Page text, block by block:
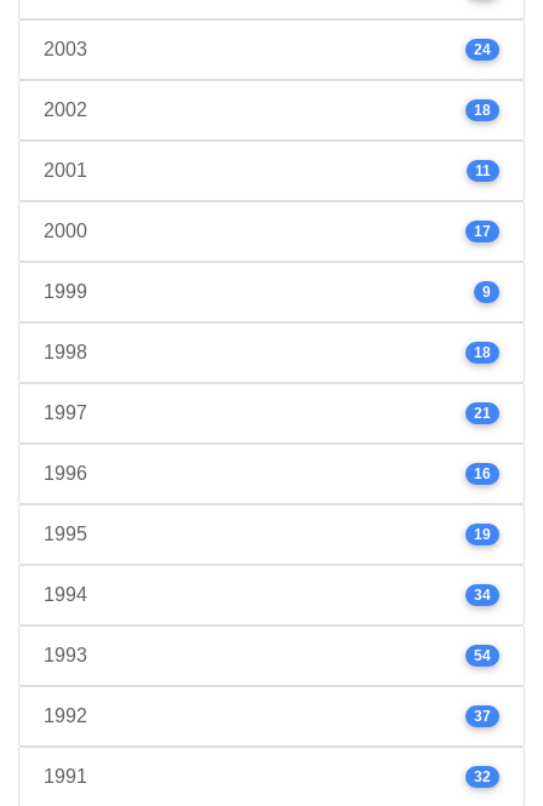
2003 24
2002 18
2001 11
2000 17
1999 9
1998 18
1997 21
1996 16
1995 19
1994 34
1993 54
1992 37
1991 32